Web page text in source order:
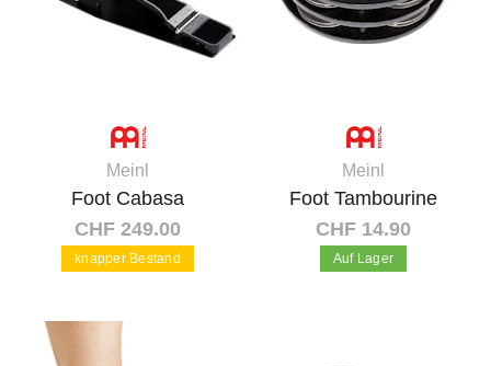
Meinl
Foot Cabasa
CHF 249.00
knapper Bestand
In den Warenkorb
Meinl
Foot Tambourine
CHF 14.90
Auf Lager